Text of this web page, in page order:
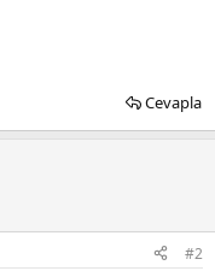
Cevapla
#2